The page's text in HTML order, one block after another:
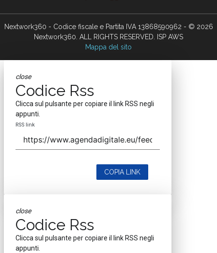
Nextwork360 - Codice fiscale e Partita IVA 13868590962 - © 2026
Nextwork360. ALL RIGHTS RESERVED. ISP AWS
Mappa del sito
close
Codice Rss
Clicca sul pulsante per copiare il link RSS negli
appunti.
RSS link
COPIA LINK
close
Codice Rss
Clicca sul pulsante per copiare il link RSS negli
appunti.